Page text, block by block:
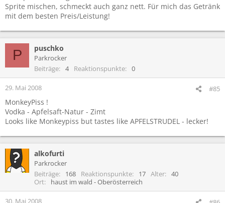
Sprite mischen, schmeckt auch ganz nett. Für mich das Getränk
mit dem besten Preis/Leistung!
P puschko
Parkrocker
Beiträge
4 Reaktionspunkte 0
29. Mai 2008 #85
MonkeyPiss !
Vodka - Apfelsaft-Natur - Zimt
Looks like Monkeypiss but tastes like APFELSTRUDEL - lecker!
alkofurti
Parkrocker
Beiträge
168 Reaktionspunkte 17 Alter
40
Ort
haust im wald - Oberösterreich
30. Mai 2008